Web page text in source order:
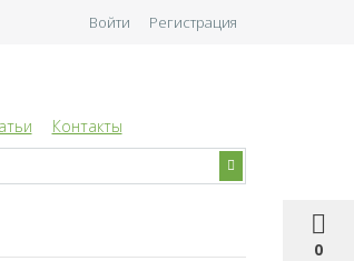
0
Войти Регистрация
Контакты